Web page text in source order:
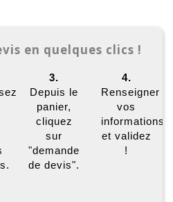
en quelques clics !
3.
Depuis le
panier,
cliquez
sur
"demande
de devis".
4.
Renseigner
vos
informations
et validez
!